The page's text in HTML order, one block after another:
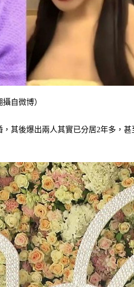
自微博）
其後爆出兩人其實已分居2年多，